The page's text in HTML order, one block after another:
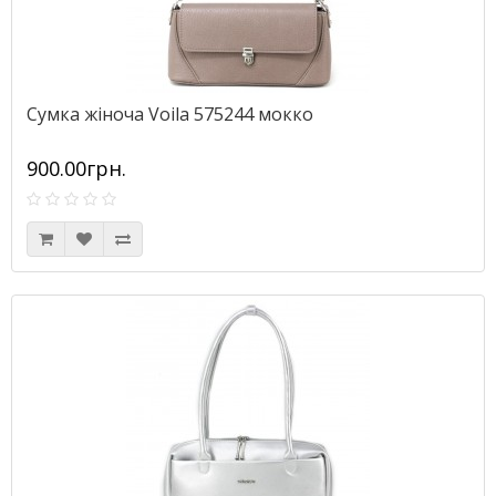
Сумка жіноча Voila 575244 мокко
900.00грн.